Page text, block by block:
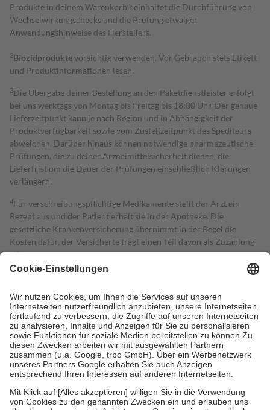
Produkte in deinem Warenkorb beinhaltet die Durchführung von
Wechselwirkungschecks und die Prüfung etwaiger
Anwendungshinweise des Herstellers.
2Biozidproduktevorsichtig verwenden. Vor Gebrauch stets Etikett
und Produktinformationen lesen.
3Die Übergabe deiner Bestellung an den Paketdienstleister erfolgt
bei uns werktags von Montag bis Freitag bis 18:00 Uhr. Der genaue
Lieferzeitpunkt kann je nach Region und in Abhängigkeit der
Produktverfügbarkeit sowie vom Zustellzeitpunkt des Spediteurs
abweichen. Darüber hinaus können notwendige pharmazeutische
Prüfungen, die zu deiner Arzneimittelsicherheit dienen, die
Lieferfrist um die Dauer der Prüfungen einschließlich Klärungen
verlängern.
4Für verschreibungspflichtige Medikamente stellt der Arzt ein
Rezept aus und der Patient erhält sie in der Apotheke. Die
gesetzliche Krankenversicherung übernimmt in der Regel die
Kosten dafür, der Versicherte trägt einen Teil davon als Zuzahlung
mit.
Grundsätzlich leisten Mitglieder Zuzahlungen in Höhe von zehn
höchstens zehn Euro.
Es sind jedoch nie mehr als die tatsächlichen
Kosten der Leistung zu entrichten.
Diese Regeln gelten grundsätzlich auch für Online-Apotheken.
Bei Heilmitteln und häuslicher Krankenpflege beträgt die
Zuzahlung zehn Prozent der Kosten sowie zehn Euro je
Verordnung.
Um das Engagement der Versicherten für ihre eigene Gesundheit zu
stärken und die besondere Stellung der Familie zu unterstützen,
fallenkeine Zuzahlungenan bei:
• Kindern und Jugendlichen bis zum vollendeten 18. Lebensjahr